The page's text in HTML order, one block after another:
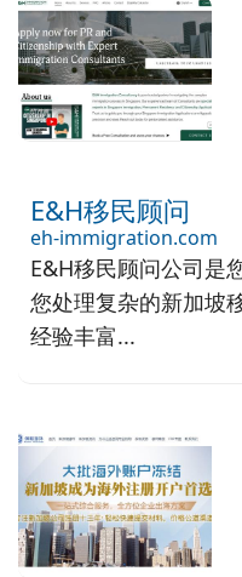
E&H移民顾问
eh-immigration.com
E&H移民顾问公司是
您处理复杂的新加坡
经验丰富...